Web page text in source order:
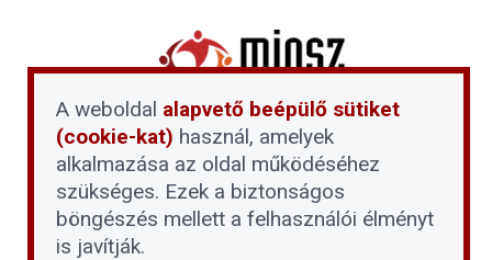
A weboldal alapvető beépülő sütiket
(cookie-kat) használ, amelyek
alkalmazása az oldal működéséhez
szükséges. Ezek a biztonságos
böngészés mellett a felhasználói élményt
is javítják.